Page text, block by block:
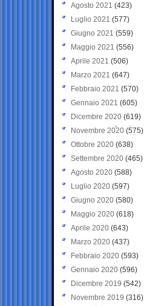
Agosto 2021 (423)
Luglio 2021 (577)
Giugno 2021(559)
Maggio 2021 (556)
Aprile 2021 (506)
Marzo 2021 (647)
Febbraio 2021 (570)
Gennaio 2021 (605)
Dicembre 2020 (619)
Novembre 2020 (575)
Ottobre 2020 (638)
Settembre 2020(465)
Agosto 2020 (588)
Luglio 2020 (597)
Giugno 2020 (580)
Maggio 2020 (618)
Aprile 2020 (643)
Marzo 2020 (437)
Febbraio 2020 (593)
Gennaio 2020 (596)
Dicembre 2019 (542)
Novembre 2019 (316)